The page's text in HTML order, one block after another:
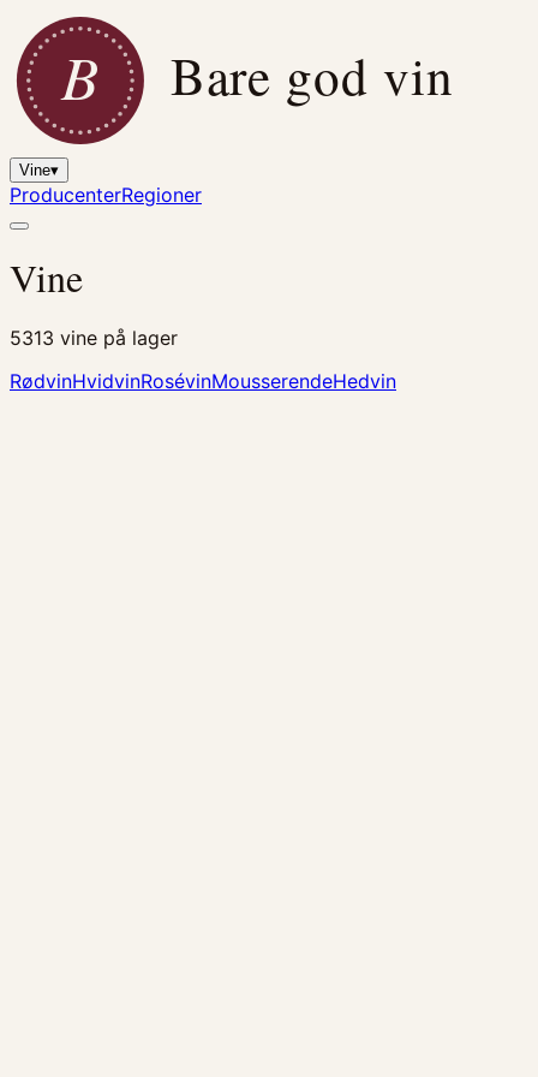
B Bare god vin
Vine▾
ProducenterRegioner
Vine
5313 vine på lager
RødvinHvidvinRosévinMousserendeHedvin